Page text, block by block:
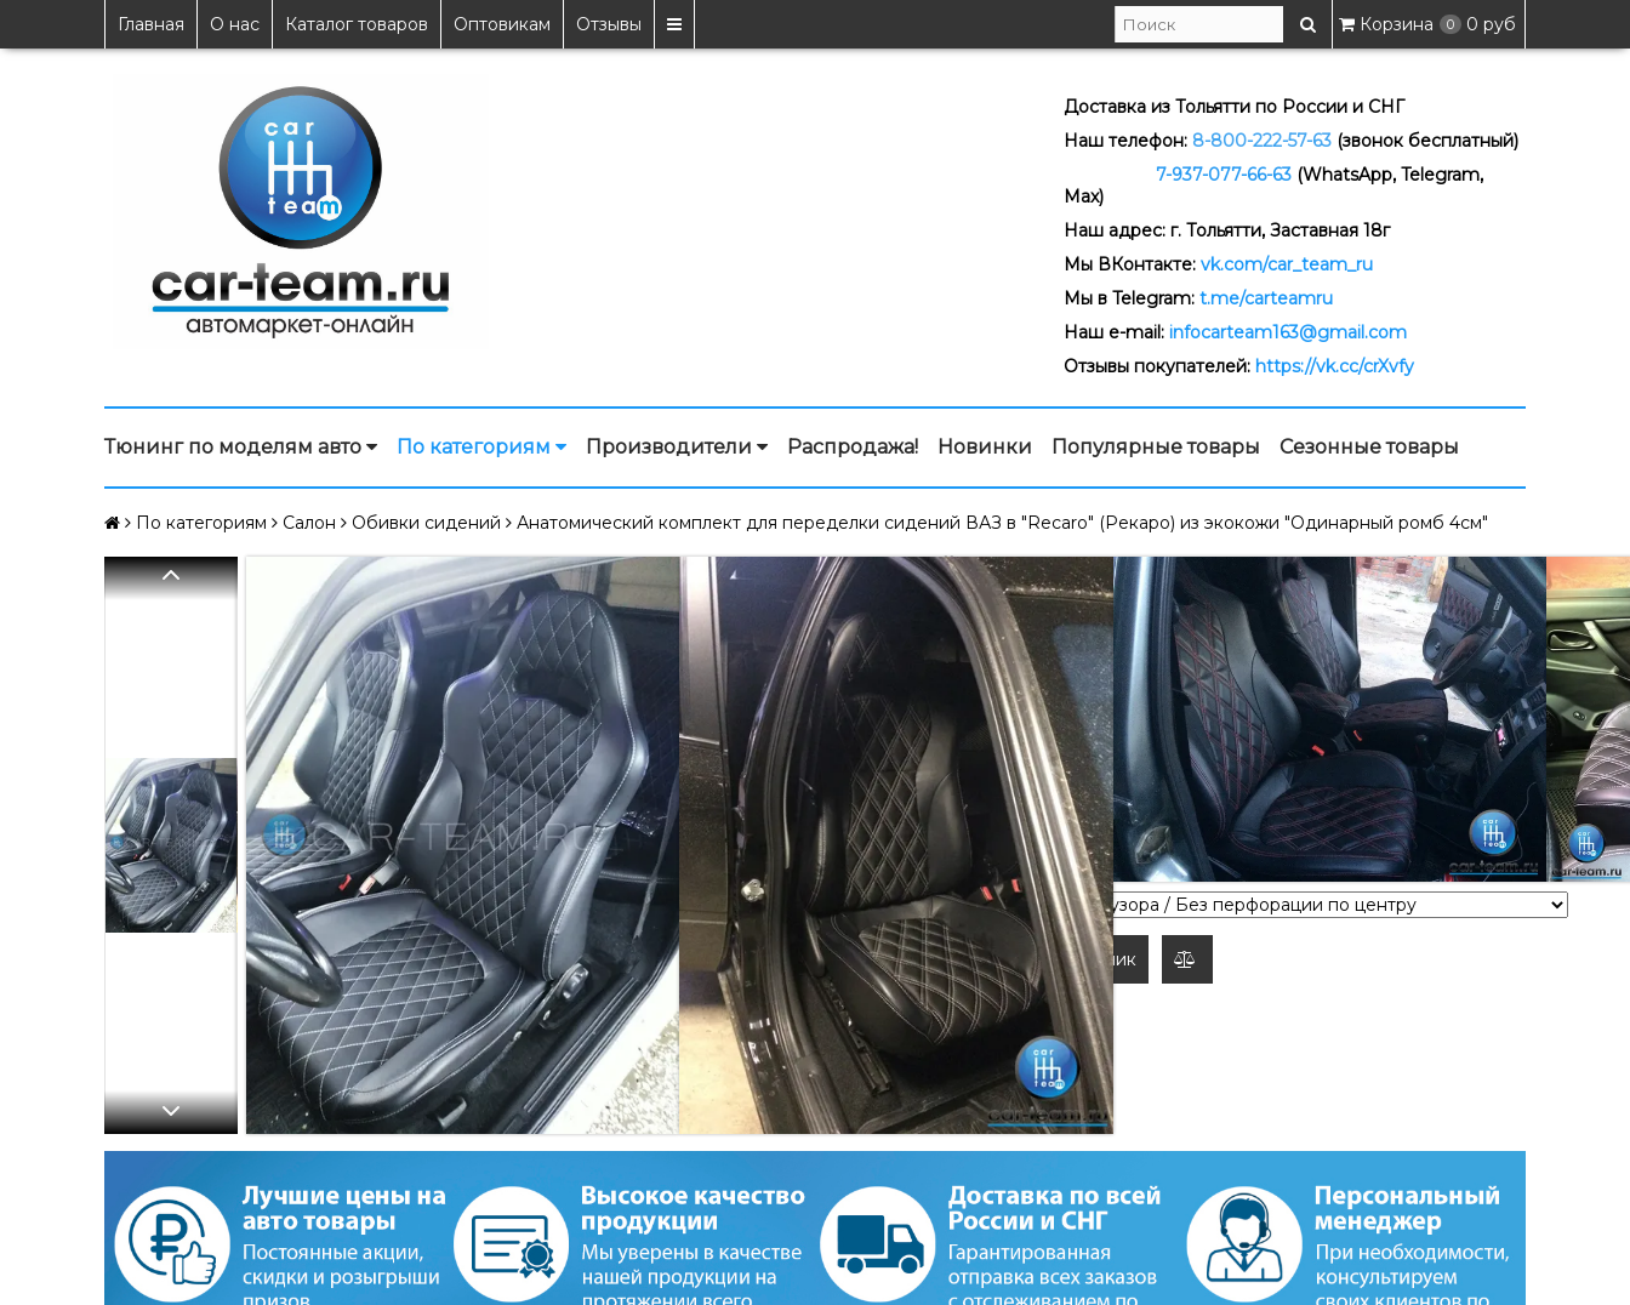
Главная О нас Каталог товаров Оптовикам Отзывы Корзина 0 0 руб
Доставка из Тольятти по России и СНГ
Наш телефон: 8-800-222-57-63 (звонок бесплатный)
7-937-077-66-63 (WhatsApp, Telegram,
Max)
Наш адрес: г. Тольятти, Заставная 18г
Мы ВКонтакте: vk.com/car_team_ru
Мы в Telegram: t.me/carteamru
Наш e-mail: infocarteam163@gmail.com
Отзывы покупателей: https://vk.cc/crXvfy
Тюнинг по моделям авто По категориям Производители Распродажа! Новинки Популярные товары Сезонные товары
По категориям Салон Обивки сидений Анатомический комплект для переделки сидений ВАЗ в "Recaro" (Рекаро) из экокожи "Одинарный ромб 4см"
АНАТОМИЧЕСКИЙ КОМПЛЕКТ ДЛЯ ПЕРЕДЕЛКИ СИДЕНИЙ ВАЗ В
"RECARO" (РЕКАРО) ИЗ ЭКОКОЖИ "ОДИНАРНЫЙ РОМБ 4СМ"
Анатомический комплект для переделки сидений на ВАЗ в "Recaro" ("Рекаро") из экокожи
"Одинарный ромб 4см"
Также в комментариях необходимо указать модель авто, год выпуска, тип кузова (седан,
хэтчбек).
Артикул: 83459958
Наличие:
Есть в наличии
17 900 руб
16 900 руб
В корзину Купить в один клик